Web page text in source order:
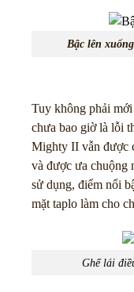
Bậc lên
Tuy không phải
chưa bao giờ là lỗi
Mighty II vẫn được
và được ưa chuộng
sử dụng, điểm nổi
mặt taplo làm cho
Ghế lái